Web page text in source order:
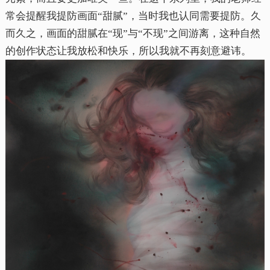
常会提醒我提防画面“甜腻”，当时我也认同需要提防。久
而久之，画面的甜腻在“现”与“不现”之间游离，这种自然
的创作状态让我放松和快乐，所以我就不再刻意避讳。